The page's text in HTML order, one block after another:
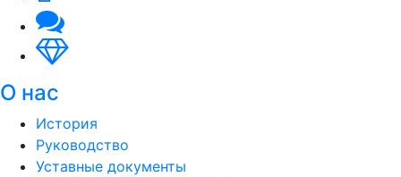
О нас
История
Руководство
Уставные документы